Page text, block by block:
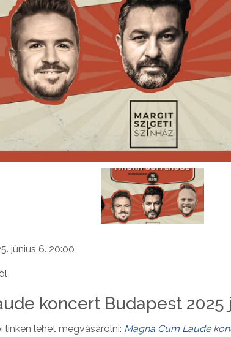
június 6. 20:00
koncert Budapest 2025
linken lehet megvásárolni: Magna Cum Laude